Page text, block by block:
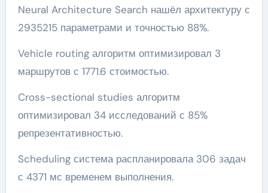
Neural Architecture Search нашёл архитектуру с
2935215 параметрами и точностью 88%.
Vehicle routing алгоритм оптимизировал 3
маршрутов с 1771.6 стоимостью.
Cross-sectional studies алгоритм
оптимизировал 34 исследований с 85%
репрезентативностью.
Scheduling система распланировала 306 задач
с 4371 мс временем выполнения.